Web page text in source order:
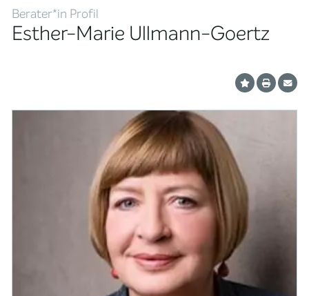
Berater*in Profil
Esther-Marie Ullmann-Goertz